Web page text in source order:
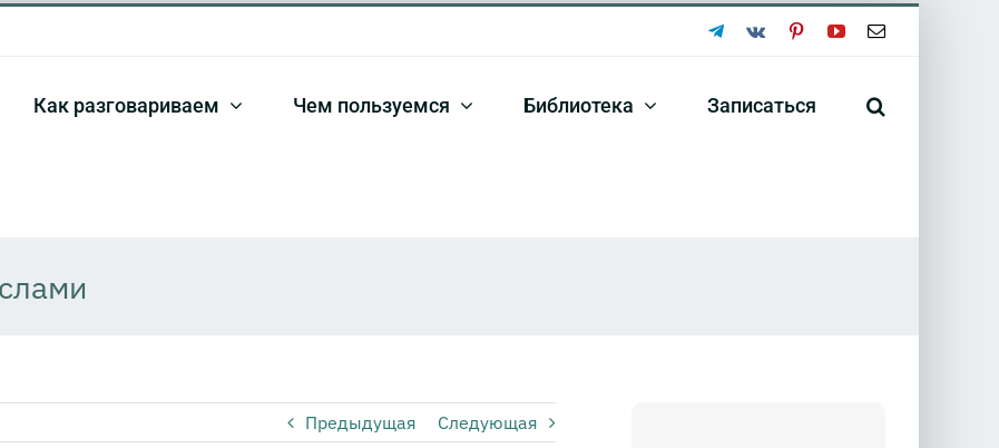
Telegram
Vk PinterestYouTubeEmail
Как разговариваем Чем пользуемся Библиотека Записаться
Предыдущая Следующая